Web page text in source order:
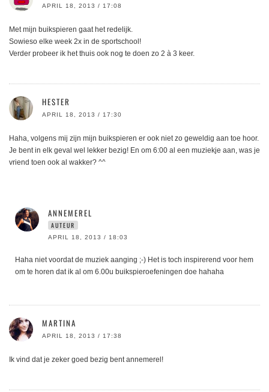
APRIL 18, 2013 / 17:08
Met mijn buikspieren gaat het redelijk.
Sowieso elke week 2x in de sportschool!
Verder probeer ik het thuis ook nog te doen zo 2 à 3 keer.
HESTER
APRIL 18, 2013 / 17:30
Haha, volgens mij zijn mijn buikspieren er ook niet zo geweldig aan toe hoor.
Je bent in elk geval wel lekker bezig! En om 6:00 al een muziekje aan, was je
vriend toen ook al wakker? ^^
ANNEMEREL
AUTEUR
APRIL 18, 2013 / 18:03
Haha niet voordat de muziek aanging ;-) Het is toch inspirerend voor hem
om te horen dat ik al om 6.00u buikspieroefeningen doe hahaha
MARTINA
APRIL 18, 2013 / 17:38
Ik vind dat je zeker goed bezig bent annemerel!